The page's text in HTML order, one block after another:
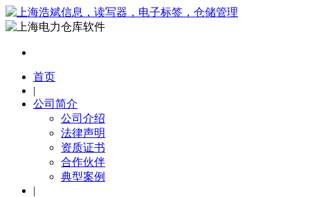
首页
|
公司简介
公司介绍
法律声明
资质证书
合作伙伴
典型案例
|